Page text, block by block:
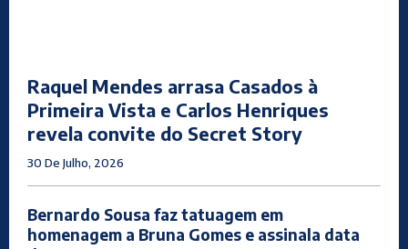
Raquel Mendes arrasa Casados à
Primeira Vista e Carlos Henriques
revela convite do Secret Story
30 De Julho, 2026
Bernardo Sousa faz tatuagem em
homenagem a Bruna Gomes e assinala data